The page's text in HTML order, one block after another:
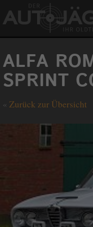
0 1515 / 466 66 80
ALFA
SPRINT
« Zurück zur Übersicht